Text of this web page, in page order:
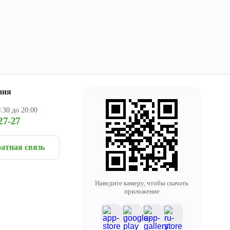
до 20:00
27
связь
Наведите камеру, чтобы скачать
приложение